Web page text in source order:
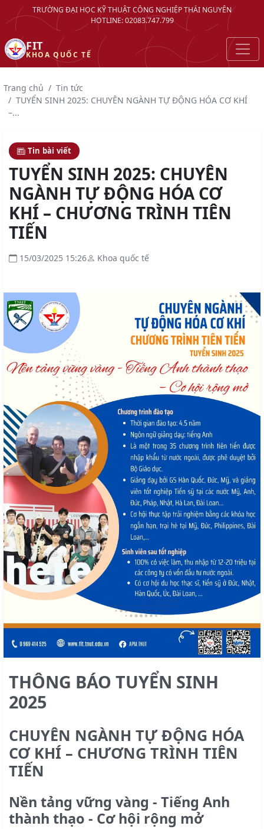
TRƯỜNG ĐẠI HỌC KỸ THUẬT CÔNG NGHIỆP THÁI NGUYÊN
HOTLINE: 02083.747.799
FIT
KHOA QUỐC TẾ
Trang chủ
Tin tức
TUYỂN SINH 2025: CHUYÊN NGÀNH TỰ ĐỘNG HÓA CƠ KHÍ
–...
Tin bài viết
TUYỂN SINH 2025: CHUYÊN
NGÀNH TỰ ĐỘNG HÓA CƠ
KHÍ – CHƯƠNG TRÌNH TIÊN
TIẾN
15/03/2025 15:26 Khoa quốc tế
THÔNG BÁO TUYỂN SINH
2025
CHUYÊN NGÀNH TỰ ĐỘNG HÓA
CƠ KHÍ – CHƯƠNG TRÌNH TIÊN
TIẾN
Nền tảng vững vàng - Tiếng Anh
thành thạo - Cơ hội rộng mở